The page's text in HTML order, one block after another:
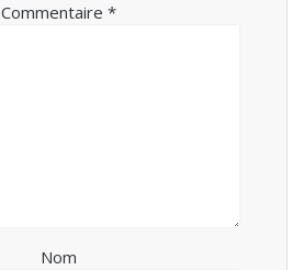
Commentaire *
Nom